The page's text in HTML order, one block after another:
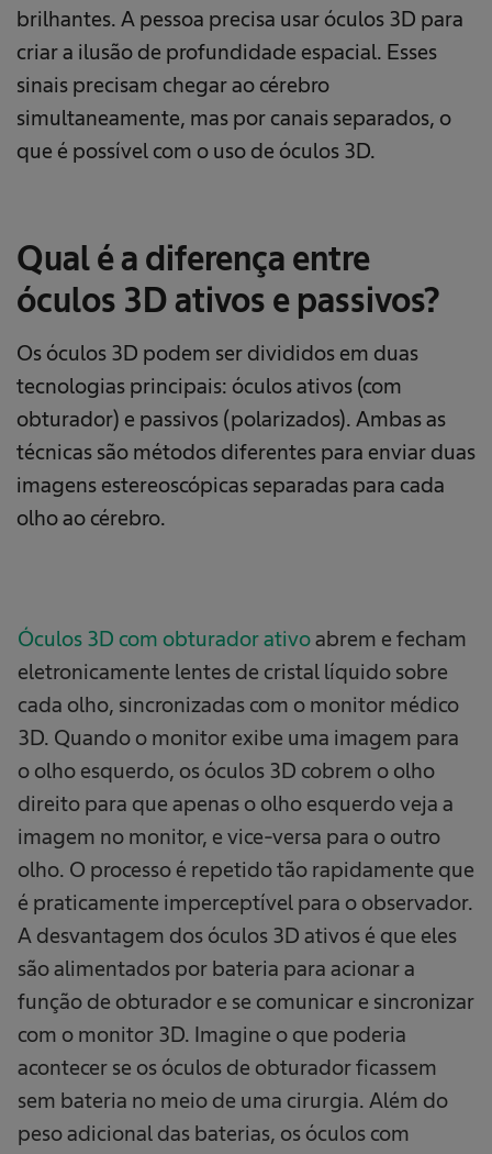
brilhantes. A pessoa precisa usar óculos 3D para
criar a ilusão de profundidade espacial. Esses
sinais precisam chegar ao cérebro
simultaneamente, mas por canais separados, o
que é possível com o uso de óculos 3D.
Qual é a diferença entre
óculos 3D ativos e passivos?
Os óculos 3D podem ser divididos em duas
tecnologias principais: óculos ativos (com
obturador) e passivos (polarizados). Ambas as
técnicas são métodos diferentes para enviar duas
imagens estereoscópicas separadas para cada
olho ao cérebro.
Óculos 3D com obturador ativoabrem e fecham
eletronicamente lentes de cristal líquido sobre
cada olho, sincronizadas com o monitor médico
3D. Quando o monitor exibe uma imagem para
o olho esquerdo, os óculos 3D cobrem o olho
direito para que apenas o olho esquerdo veja a
imagem no monitor, e vice-versa para o outro
olho. O processo é repetido tão rapidamente que
é praticamente imperceptível para o observador.
A desvantagem dos óculos 3D ativos é que eles
são alimentados por bateria para acionar a
função de obturador e se comunicar e sincronizar
com o monitor 3D. Imagine o que poderia
acontecer se os óculos de obturador ficassem
sem bateria no meio de uma cirurgia. Além do
peso adicional das baterias, os óculos com